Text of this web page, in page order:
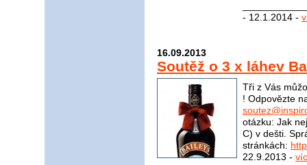
- 12.1.2014 -
16.09.2013
Soutěž o 3 x láhev
Tři z Vás
! Odpovězte
otázku: Jak
C) v dešti.
stránkách:
22.9.2013 -